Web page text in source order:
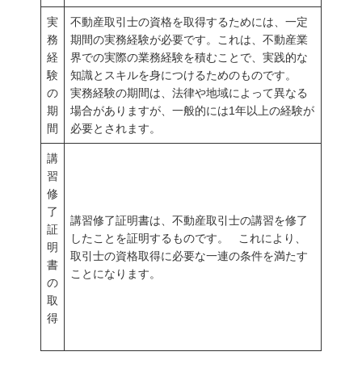
実
務
経
験
の
期
間
不動産取引士の資格を取得するためには、一定
期間の実務経験が必要です。これは、不動産業
界での実際の業務経験を積むことで、実践的な
知識とスキルを身につけるためのものです。
実務経験の期間は、法律や地域によって異なる
場合がありますが、一般的には1年以上の経験が
必要とされます。
講
習
修
了
証
明
書
の
取
得
講習修了証明書は、不動産取引士の講習を修了
したことを証明するものです。 これにより、
取引士の資格取得に必要な一連の条件を満たす
ことになります。